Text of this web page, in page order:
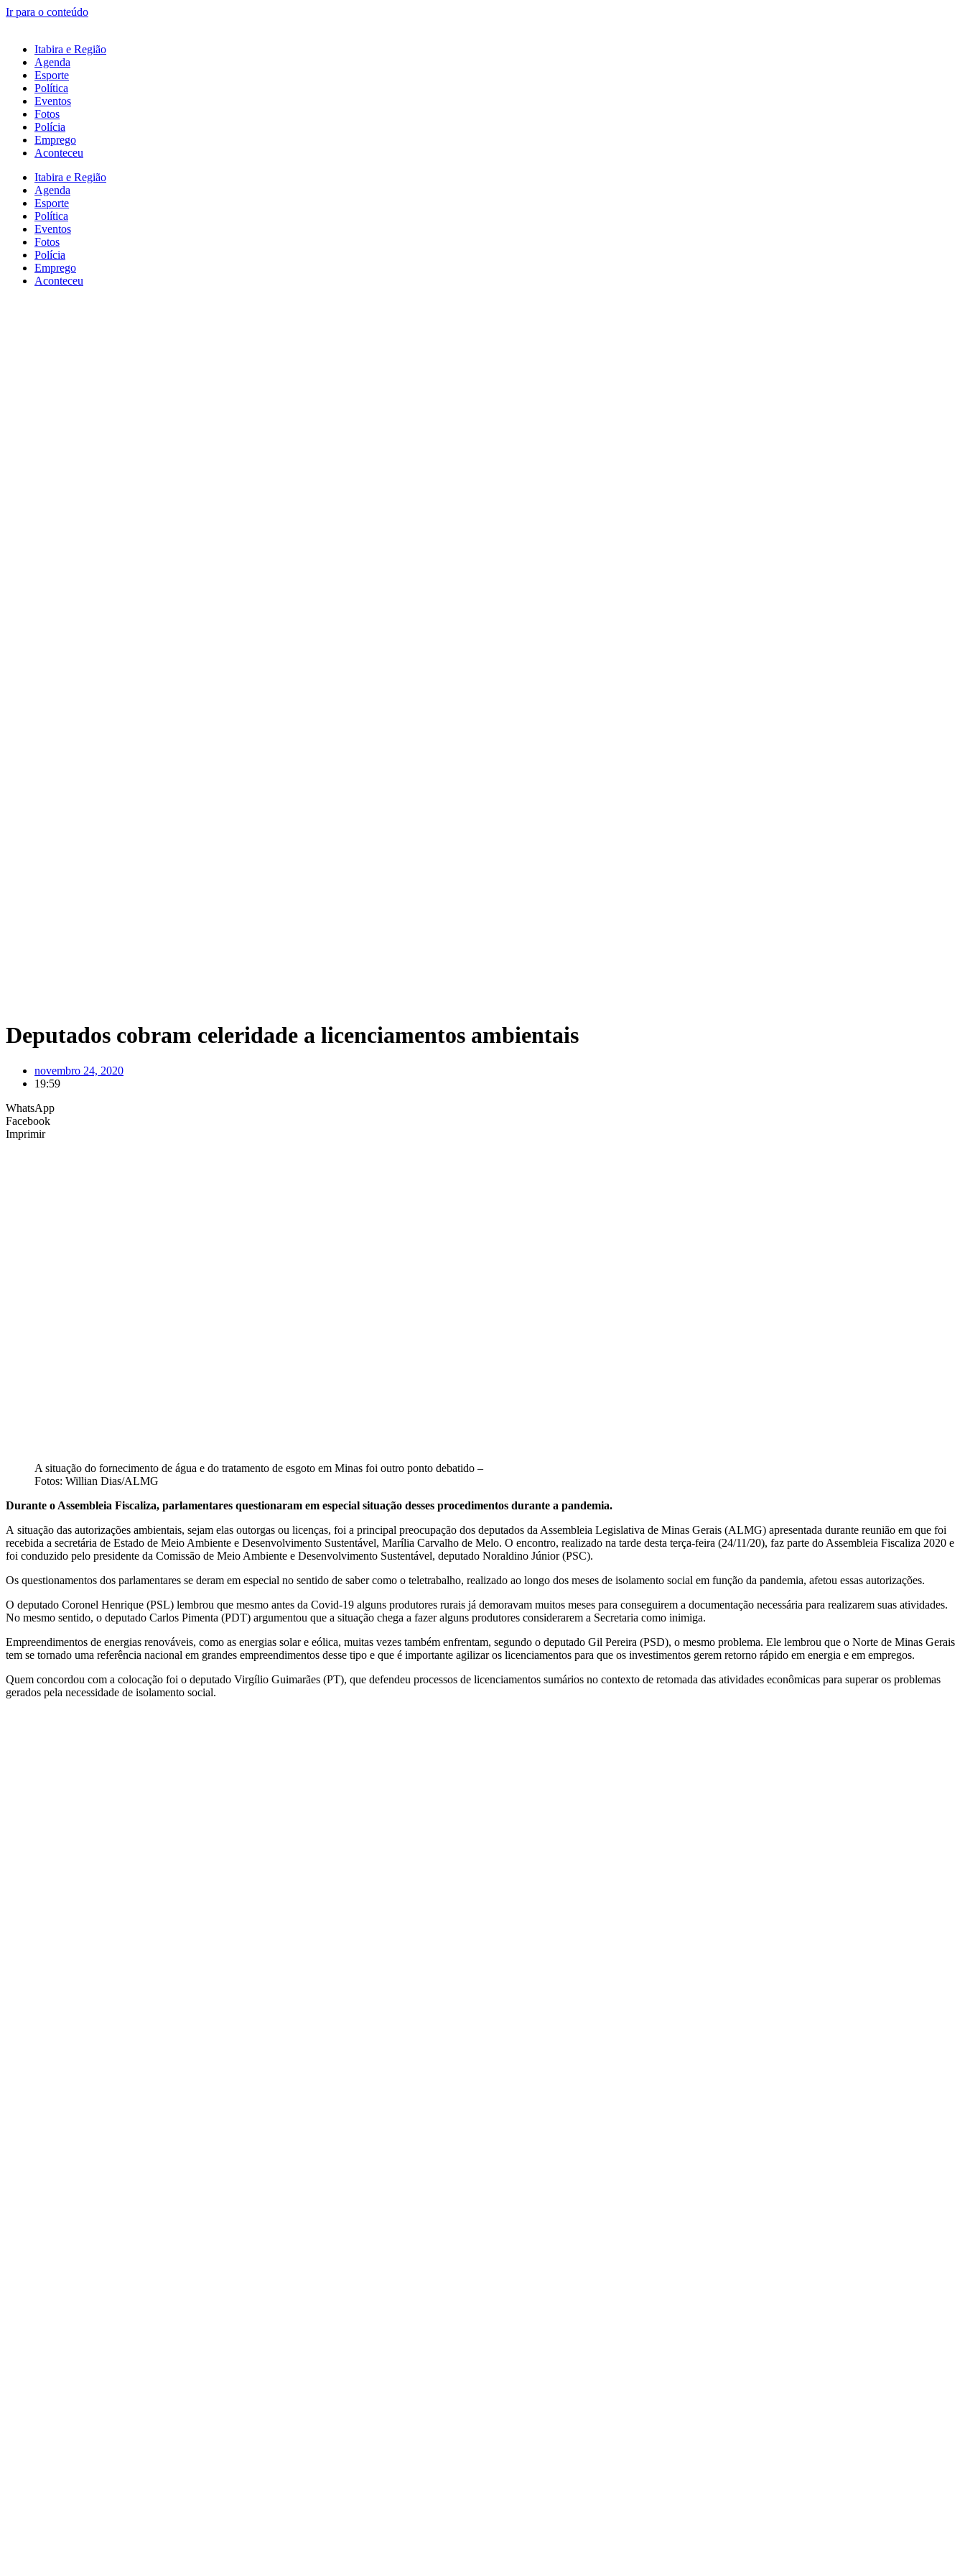
Ir para o conteúdo
Itabira e Região
Agenda
Esporte
Política
Eventos
Fotos
Polícia
Emprego
Aconteceu
Itabira e Região
Agenda
Esporte
Política
Eventos
Fotos
Polícia
Emprego
Aconteceu
Deputados cobram celeridade a licenciamentos ambientais
novembro 24, 2020
19:59
WhatsApp
Facebook
Imprimir
A situação do fornecimento de água e do tratamento de esgoto em Minas foi outro ponto debatido –
Fotos: Willian Dias/ALMG
Durante o Assembleia Fiscaliza, parlamentares questionaram em especial situação desses procedimentos durante a pandemia.
A situação das autorizações ambientais, sejam elas outorgas ou licenças, foi a principal preocupação dos deputados da Assembleia Legislativa de Minas Gerais (ALMG) apresentada durante reunião em que foi
recebida a secretária de Estado de Meio Ambiente e Desenvolvimento Sustentável, Marília Carvalho de Melo. O encontro, realizado na tarde desta terça-feira (24/11/20), faz parte do Assembleia Fiscaliza 2020 e
foi conduzido pelo presidente da Comissão de Meio Ambiente e Desenvolvimento Sustentável, deputado Noraldino Júnior (PSC).
Os questionamentos dos parlamentares se deram em especial no sentido de saber como o teletrabalho, realizado ao longo dos meses de isolamento social em função da pandemia, afetou essas autorizações.
O deputado Coronel Henrique (PSL) lembrou que mesmo antes da Covid-19 alguns produtores rurais já demoravam muitos meses para conseguirem a documentação necessária para realizarem suas atividades.
No mesmo sentido, o deputado Carlos Pimenta (PDT) argumentou que a situação chega a fazer alguns produtores considerarem a Secretaria como inimiga.
Empreendimentos de energias renováveis, como as energias solar e eólica, muitas vezes também enfrentam, segundo o deputado Gil Pereira (PSD), o mesmo problema. Ele lembrou que o Norte de Minas Gerais
tem se tornado uma referência nacional em grandes empreendimentos desse tipo e que é importante agilizar os licenciamentos para que os investimentos gerem retorno rápido em energia e em empregos.
Quem concordou com a colocação foi o deputado Virgílio Guimarães (PT), que defendeu processos de licenciamentos sumários no contexto de retomada das atividades econômicas para superar os problemas
gerados pela necessidade de isolamento social.